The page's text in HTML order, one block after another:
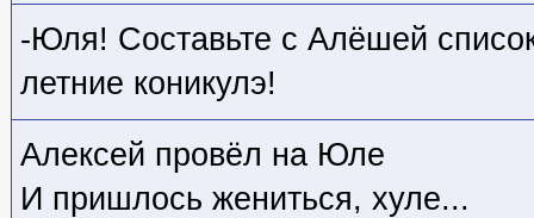
-Юля! Составьте с Алёшей
летние коникулэ!
Алексей провёл на Юле
И пришлось жениться, хуле...